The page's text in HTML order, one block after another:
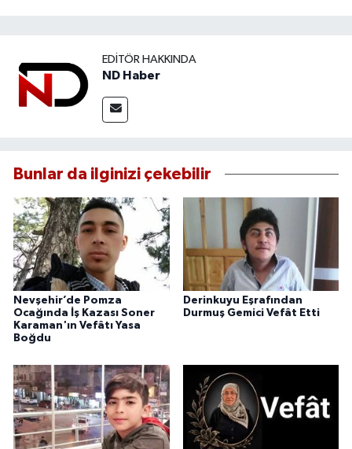
EDITÖR HAKKINDA
ND Haber
Bunlar da ilginizi çekebilir
Nevşehir’de Pomza
Ocağında İş Kazası Soner
Karaman'ın Vefâtı Yasa
Boğdu
Derinkuyu Eşrafından
Durmuş Gemici Vefât Etti